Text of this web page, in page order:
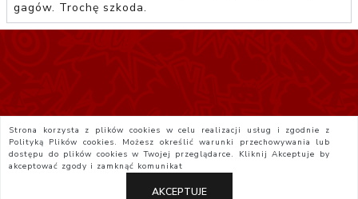
gagów. Trochę szkoda.
Strona korzysta z plików cookies w celu realizacji usług i zgodnie z
Polityką Plików cookies. Możesz określić warunki przechowywania lub
dostępu do plików cookies w Twojej przeglądarce. KliknijAkceptuje by
akceptować zgody i zamknąć komunikat
AKCEPTUJE